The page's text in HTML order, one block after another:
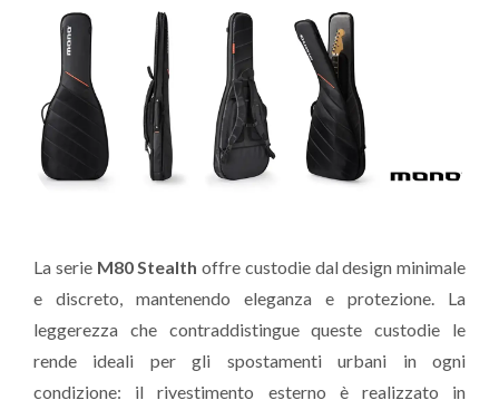
La serie M80 Stealth offre custodie dal design minimale
e discreto, mantenendo eleganza e protezione. La
leggerezza che contraddistingue queste custodie le
rende ideali per gli spostamenti urbani in ogni
condizione: il rivestimento esterno è realizzato in